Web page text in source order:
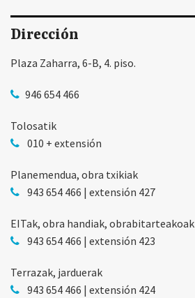
Dirección
Plaza Zaharra, 6-B, 4. piso.
946 654 466
Tolosatik
010 + extensión
Planemendua, obra txikiak
943 654 466 | extensión 427
EITak, obra handiak, obrabitarteakoak
943 654 466 | extensión 423
Terrazak, jarduerak
943 654 466 | extensión 424